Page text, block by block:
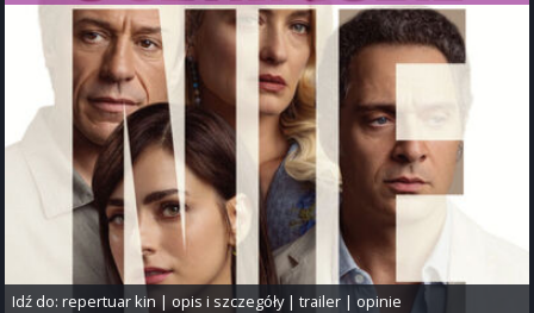
Idź do:repertuar kin |opis i szczegóły|trailer |opinie